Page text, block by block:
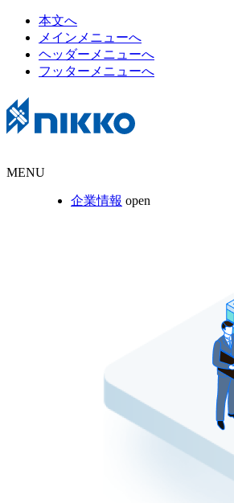
本文へ
メインメニューへ
ヘッダーメニューへ
フッターメニューへ
MENU
企業情報 open